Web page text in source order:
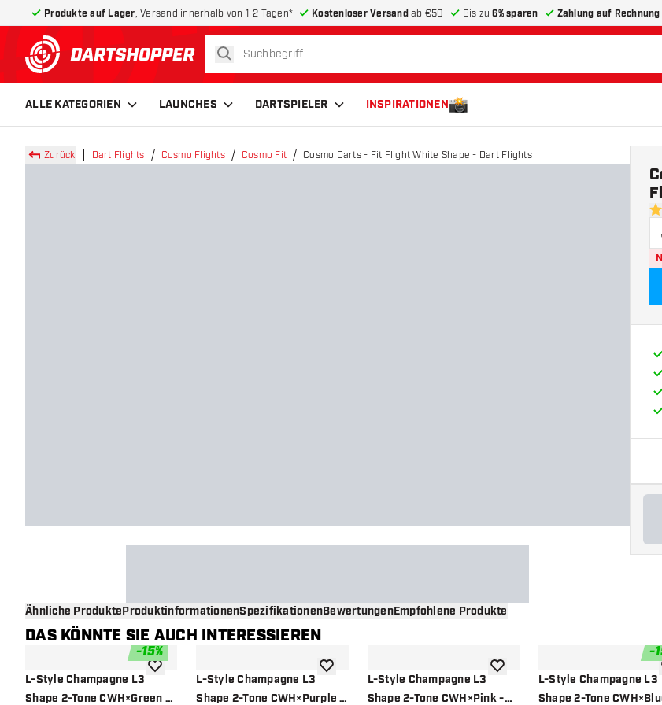
Produkte auf Lager , Versand innerhalb von 1-2 Tagen* Kostenloser Versandab €50 Bis zu6% sparen Zahlung auf Rechnung
zurück zur Startseite
suchen
ALLE KATEGORIEN LAUNCHES DARTSPIELER INSPIRATIONEN
Zurück Dart Flights Cosmo Flights Cosmo Fit Cosmo Darts - Fit Flight White Shape - Dart Flights
5
Ähnliche ProdukteProduktinformationenSpezifikationenBewertungenEmpfohlene Produkte
DAS KÖNNTE SIE AUCH INTERESSIEREN
-15%
L-Style Champagne L3
Shape 2-Tone CWH×Green -
Zur Wunschliste hinzufügen
L-Style Champagne L3
Shape 2-Tone CWH×Purple -
Zur Wunschliste hinzufügen
L-Style Champagne L3
Shape 2-Tone CWH×Pink -
Zur Wunschliste hinzufügen
-
L-Style Champagne L3
Shape 2-Tone